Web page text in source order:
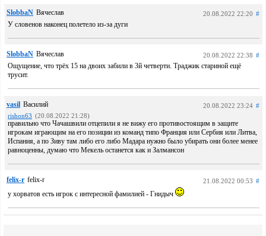
SlobbaN Вячеслав 20.08.2022 22:20 #
У словенов наконец полетело из-за дуги
SlobbaN Вячеслав 20.08.2022 22:38 #
Ощущение, что трёх 15 на двоих забили в 3й четверти. Траджик стариной ещё
трусит.
vasil Василий 20.08.2022 23:24 #
rishon63 (20.08.2022 21:28)
правильно что Чачашвили отцепили я не вижу его противостоящим в защите
игрокам играющим на его позиции из команд типо Франция или Сербия или Литва,
Испания, а по Зиву там либо его либо Мадара нужно было убирать они более менее
равноценны, думаю что Мекель останется как и Залмансон
felix-r felix-r 21.08.2022 00:53 #
у хорватов есть игрок с интересной фамилией - Гнидыч